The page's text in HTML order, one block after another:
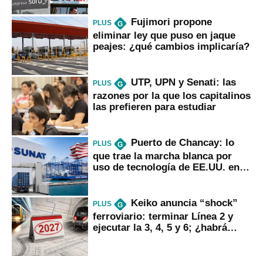
PLUS G
Fujimori propone
eliminar ley que puso en jaque
peajes: ¿qué cambios implicaría?
PLUS G
UTP, UPN y Senati: las
razones por la que los capitalinos
las prefieren para estudiar
PLUS G
Puerto de Chancay: lo
que trae la marcha blanca por
uso de tecnología de EE.UU. en
PLUS G
Keiko anuncia “shock”
ferroviario: terminar Línea 2 y
ejecutar la 3, 4, 5 y 6; ¿habrá